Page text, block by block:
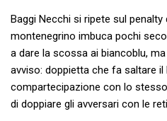
Baggi Necchi si ripete sul
montenegrino imbuca pochi
a dare la scossa ai biancoblu,
avviso: doppietta che fa saltare il
compartecipazione con lo
di doppiare gli avversari con le